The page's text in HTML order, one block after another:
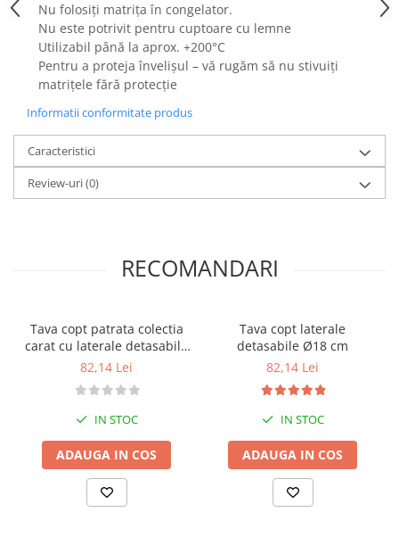
Duiuri, Sprituri Decorare
Posuri Decorare
Seturi Decorare
Ustensile, Accesorii Cofetarie,
Site, Gratare,Blaturi taiere
Termometru
Cani, Flacoane, Boluri, Vase
Cutite, Raschete
Spatule, Teluri, Pensule
Nu folosiți matrița în congelator.
Nu este potrivit pentru cuptoare cu lemne
Utilizabil până la aprox. +200°C
Pentru a proteja învelișul – vă rugăm să nu stivuiți
matrițele fără protecție
Informatii conformitate produs
Caracteristici
Review-uri(0)
RECOMANDARI
Tava copt patrata colectia
carat cu laterale detasabile
L18 cm
82,14 Lei
IN STOC
ADAUGA IN COS
Tava copt laterale
detasabile Ø18 cm
82,14 Lei
IN STOC
ADAUGA IN COS